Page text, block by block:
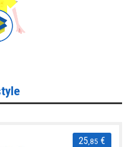
25 ,85 €